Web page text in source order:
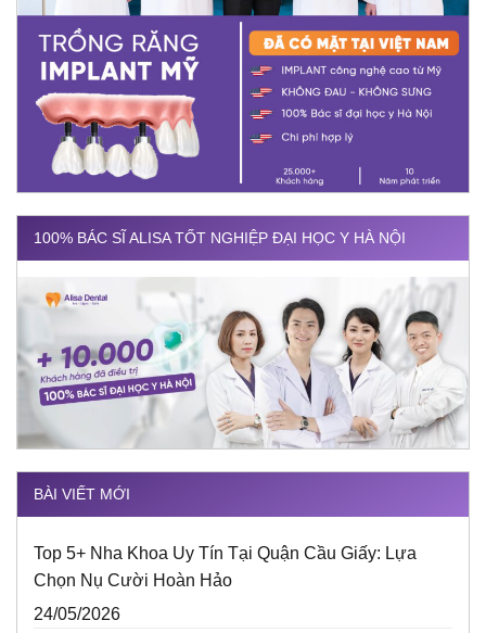
100% BÁC SĨ ALISA TỐT NGHIỆP ĐẠI HỌC Y HÀ NỘI
BÀI VIẾT MỚI
Top 5+ Nha Khoa Uy Tín Tại Quận Cầu Giấy: Lựa
Chọn Nụ Cười Hoàn Hảo
24/05/2026